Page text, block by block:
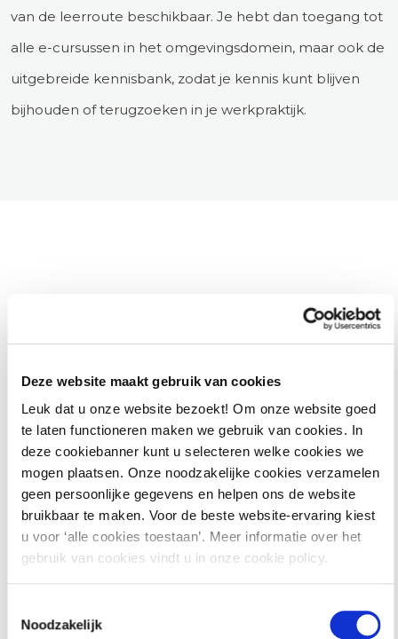
Deze website maakt gebruik van cookies
Leuk dat u onze website bezoekt! Om onze website goed
te laten functioneren maken we gebruik van cookies. In
deze cookiebanner kunt u selecteren welke cookies we
mogen plaatsen. Onze noodzakelijke cookies verzamelen
geen persoonlijke gegevens en helpen ons de website
bruikbaar te maken. Voor de beste website-ervaring kiest
u voor ‘alle cookies toestaan’. Meer informatie over het
gebruik van cookies vindt u in onze cookie policy.
Noodzakelijk
van de leerroute beschikbaar. Je hebt dan toegang tot
alle e-cursussen in het omgevingsdomein, maar ook de
uitgebreide kennisbank, zodat je kennis kunt blijven
bijhouden of terugzoeken in je werkpraktijk.
Dag 1: Introductie en interne organisatie (Focus:
Governance en Fundament)–Nico Mookhoek
Introductie en kennismaking: wat wil je leren?
De rol en verantwoordelijkheid van een PO en
anderen in het privacylandschap (CPO, FG en CISO)
Basisbeginselen van de AVG en succesfactoren
Effectief privacybeleid opstellen (inzagerechten,